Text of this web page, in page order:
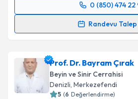
0 (850) 474 22
Randevu Talep
Randevu Takvimi Talebi
takvim hazırlandığında e-posta
E-posta Adresiniz
Prof. Dr. Bayram Çırak
Beyin ve Sinir Cerrahisi
Denizli, Merkezefendi
5 (6 Değerlendirme)